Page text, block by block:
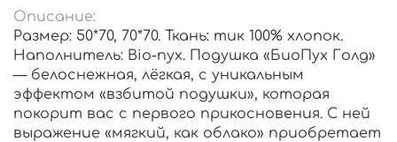
Описание:
Размер: 50*70, 70*70. Ткань: тик 100% хлопок.
Наполнитель: Bio-пух. Подушка «БиоПух Голд»
— белоснежная, лёгкая, с уникальным
эффектом «взбитой подушки», которая
покорит вас с первого прикосновения. С ней
выражение «мягкий, как облако» приобретает